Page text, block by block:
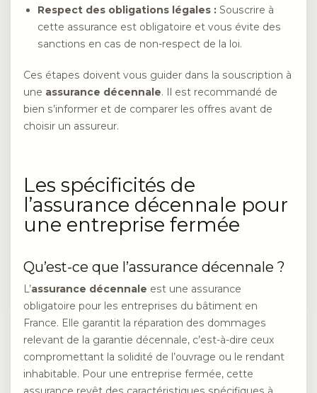
Respect des obligations légales : Souscrire à
cette assurance est obligatoire et vous évite des
sanctions en cas de non-respect de la loi.
Ces étapes doivent vous guider dans la souscription à
une assurance décennale. Il est recommandé de
bien s’informer et de comparer les offres avant de
choisir un assureur.
Les spécificités de
l’assurance décennale pour
une entreprise fermée
Qu’est-ce que l’assurance décennale ?
L’assurance décennale est une assurance
obligatoire pour les entreprises du bâtiment en
France. Elle garantit la réparation des dommages
relevant de la garantie décennale, c’est-à-dire ceux
compromettant la solidité de l’ouvrage ou le rendant
inhabitable. Pour une entreprise fermée, cette